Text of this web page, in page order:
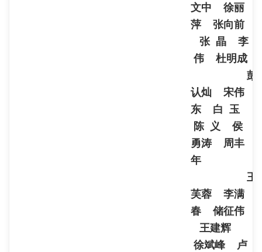
文中 徐丽
萍 张向前
张 晶 李
伟 杜明成
彭
认灿 宋伟
东 白 玉
陈 义 侯
勇涛 周丰
年
王
芙蓉 李满
春 储征伟
王建辉
徐斌峰 卢